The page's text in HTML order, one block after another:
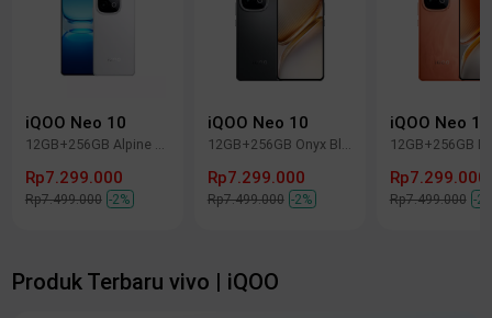
iQOO Neo 10
12GB+256GB Alpine White
Rp7.299.000
Rp7.499.000 -2%
iQOO Neo 10
12GB+256GB Onyx Black
Rp7.299.000
Rp7.499.000 -2%
iQOO Neo 10
Rp7.299.000
Rp7.499.000 -
Produk Terbaru vivo | iQOO